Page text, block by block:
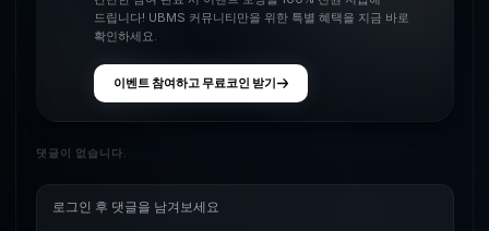
드립니다! UBMS 커뮤니티만을 위한 특별 혜택을 지금 바로
확인하세요.
이벤트 참여하고 무료코인 받기
댓글이 없습니다.